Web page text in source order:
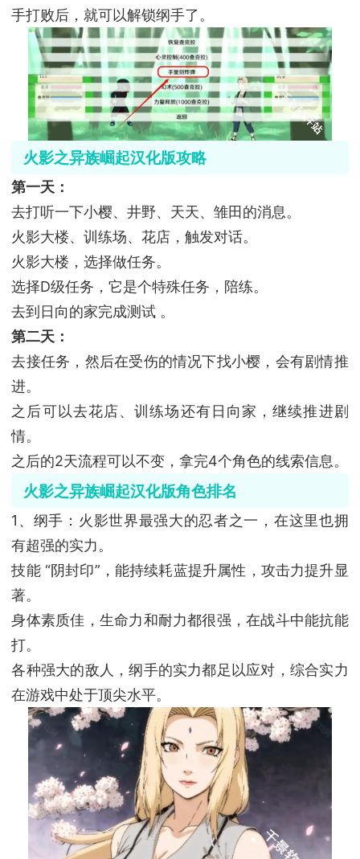
手打败后，就可以解锁纲手了。
火影之异族崛起汉化版攻略
第一天：
去打听一下小樱、井野、天天、雏田的消息。
火影大楼、训练场、花店，触发对话。
火影大楼，选择做任务。
选择D级任务，它是个特殊任务，陪练。
去到日向的家完成测试 。
第二天：
去接任务，然后在受伤的情况下找小樱，会有剧情推
进。
之后可以去花店、训练场还有日向家，继续推进剧
情。
之后的2天流程可以不变，拿完4个角色的线索信息。
火影之异族崛起汉化版角色排名
1、纲手：火影世界最强大的忍者之一，在这里也拥
有超强的实力。
技能 “阴封印”，能持续耗蓝提升属性，攻击力提升显
著。
身体素质佳，生命力和耐力都很强，在战斗中能抗能
打。
各种强大的敌人，纲手的实力都足以应对，综合实力
在游戏中处于顶尖水平。